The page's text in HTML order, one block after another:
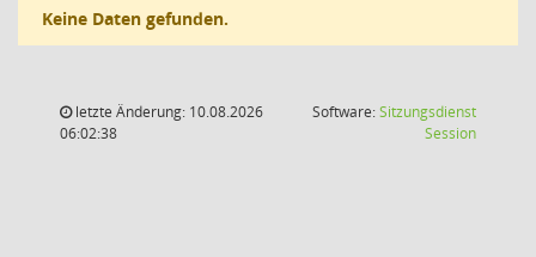
Keine Daten gefunden.
letzte Änderung: 10.08.2026
06:02:38
Software:Sitzungsdienst
Session(Wird in